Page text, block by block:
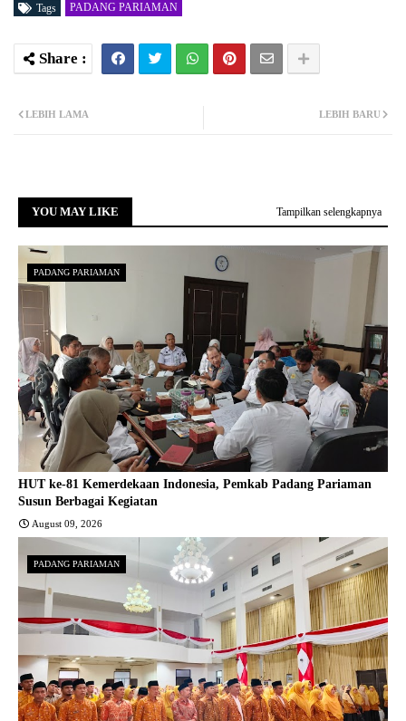
Tags PADANG PARIAMAN
LEBIH BARU
LEBIH LAMA
YOU MAY LIKE Tampilkan selengkapnya
PADANG PARIAMAN
HUT ke-81 Kemerdekaan Indonesia, Pemkab Padang Pariaman
Susun Berbagai Kegiatan
August 09, 2026
PADANG PARIAMAN